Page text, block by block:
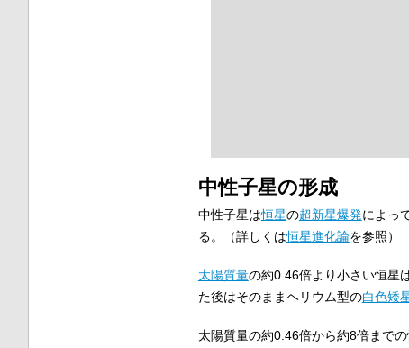
中性子星の形成
中性子星は恒星の超新星爆発によっ
る。（詳しくは恒星進化論を参照）
太陽質量の約0.46倍より小さい恒星
た後はそのままヘリウム型の白色矮
太陽質量の約0.46倍から約8倍まで